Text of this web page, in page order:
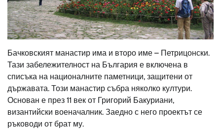
Бачковският манастир има и второ име – Петрицонски.
Тази забележителност на България е включена в
списъка на националните паметници, защитени от
държавата. Този манастир събра няколко култури.
Основан е през 11 век от Григорий Бакуриани,
византийски военачалник. Заедно с него проектът се
ръководи от брат му.